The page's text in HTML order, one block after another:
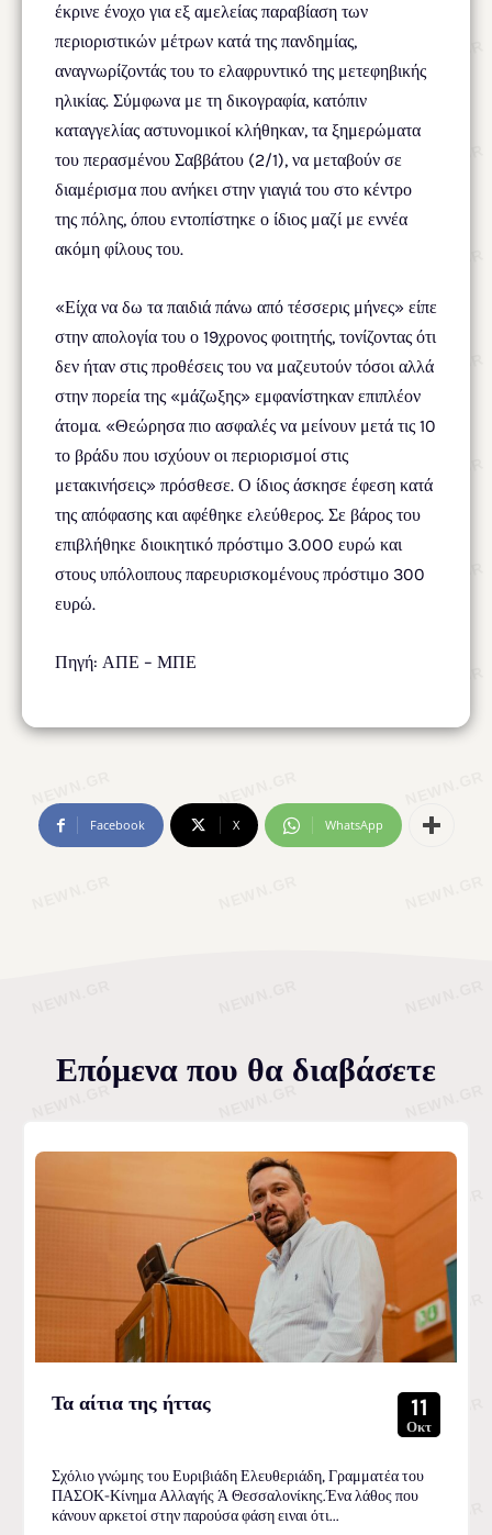
έκρινε ένοχο για εξ αμελείας παραβίαση των
περιοριστικών μέτρων κατά της πανδημίας,
αναγνωρίζοντάς του το ελαφρυντικό της μετεφηβικής
ηλικίας. Σύμφωνα με τη δικογραφία, κατόπιν
καταγγελίας αστυνομικοί κλήθηκαν, τα ξημερώματα
του περασμένου Σαββάτου (2/1), να μεταβούν σε
διαμέρισμα που ανήκει στην γιαγιά του στο κέντρο
της πόλης, όπου εντοπίστηκε ο ίδιος μαζί με εννέα
ακόμη φίλους του.
«Είχα να δω τα παιδιά πάνω από τέσσερις μήνες» είπε
στην απολογία του ο 19χρονος φοιτητής, τονίζοντας ότι
δεν ήταν στις προθέσεις του να μαζευτούν τόσοι αλλά
στην πορεία της «μάζωξης» εμφανίστηκαν επιπλέον
άτομα. «Θεώρησα πιο ασφαλές να μείνουν μετά τις 10
το βράδυ που ισχύουν οι περιορισμοί στις
μετακινήσεις» πρόσθεσε. Ο ίδιος άσκησε έφεση κατά
της απόφασης και αφέθηκε ελεύθερος. Σε βάρος του
επιβλήθηκε διοικητικό πρόστιμο 3.000 ευρώ και
στους υπόλοιπους παρευρισκομένους πρόστιμο 300
ευρώ.
Πηγή: ΑΠΕ – ΜΠΕ
Facebook X WhatsApp
Επόμενα που θα διαβάσετε
Τα αίτια της ήττας 11
Οκτ
Σχόλιο γνώμης του Ευριβιάδη Ελευθεριάδη, Γραμματέα του
ΠΑΣΟΚ-Κίνημα Αλλαγής Ά Θεσσαλονίκης.Ένα λάθος που
κάνουν αρκετοί στην παρούσα φάση ειναι ότι...